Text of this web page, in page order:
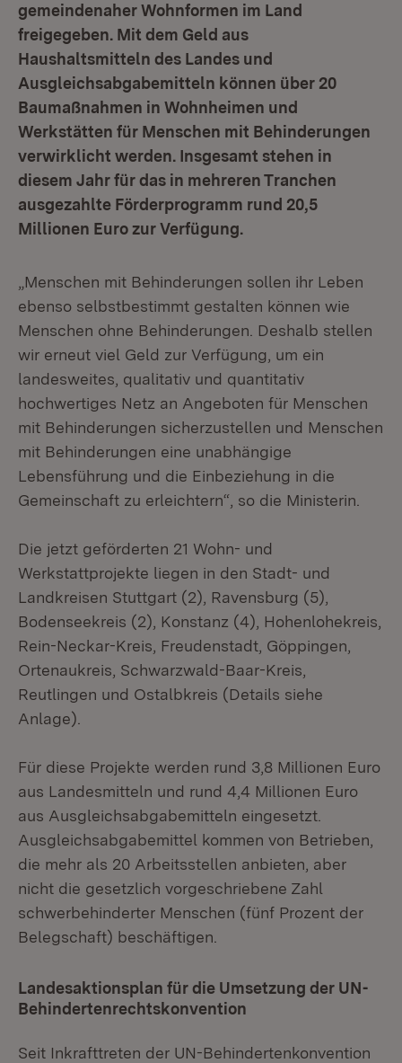
gemeindenaher Wohnformen im Land
freigegeben. Mit dem Geld aus
Haushaltsmitteln des Landes und
Ausgleichsabgabemitteln können über 20
Baumaßnahmen in Wohnheimen und
Werkstätten für Menschen mit Behinderungen
verwirklicht werden. Insgesamt stehen in
diesem Jahr für das in mehreren Tranchen
ausgezahlte Förderprogramm rund 20,5
Millionen Euro zur Verfügung.
„Menschen mit Behinderungen sollen ihr Leben
ebenso selbstbestimmt gestalten können wie
Menschen ohne Behinderungen. Deshalb stellen
wir erneut viel Geld zur Verfügung, um ein
landesweites, qualitativ und quantitativ
hochwertiges Netz an Angeboten für Menschen
mit Behinderungen sicherzustellen und Menschen
mit Behinderungen eine unabhängige
Lebensführung und die Einbeziehung in die
Gemeinschaft zu erleichtern“, so die Ministerin.
Die jetzt geförderten 21 Wohn- und
Werkstattprojekte liegen in den Stadt- und
Landkreisen Stuttgart (2), Ravensburg (5),
Bodenseekreis (2), Konstanz (4), Hohenlohekreis,
Rein-Neckar-Kreis, Freudenstadt, Göppingen,
Ortenaukreis, Schwarzwald-Baar-Kreis,
Reutlingen und Ostalbkreis (Details siehe
Anlage).
Für diese Projekte werden rund 3,8 Millionen Euro
aus Landesmitteln und rund 4,4 Millionen Euro
aus Ausgleichsabgabemitteln eingesetzt.
Ausgleichsabgabemittel kommen von Betrieben,
die mehr als 20 Arbeitsstellen anbieten, aber
nicht die gesetzlich vorgeschriebene Zahl
schwerbehinderter Menschen (fünf Prozent der
Belegschaft) beschäftigen.
Landesaktionsplan für die Umsetzung der UN-
Behindertenrechtskonvention
Seit Inkrafttreten der UN-Behindertenkonvention